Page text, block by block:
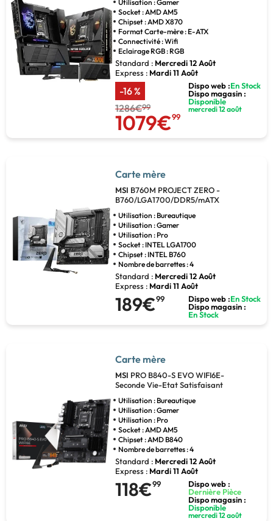
Utilisation : Gamer
Socket : AMD AM5
Chipset : AMD X870
Format Carte-mère : E-ATX
Connectivité : Wifi
Eclairage RGB : RGB
Standard : Mercredi 12 Août
Express : Mardi 11 Août
-16 %
1286€99
1079€99
Dispo web :En Stock
Dispo magasin :
Disponible
mercredi 12 août
Carte mère
MSI B760M PROJECT ZERO -
B760/LGA1700/DDR5/mATX
Utilisation : Bureautique
Utilisation : Gamer
Utilisation : Pro
Socket : INTEL LGA1700
Chipset : INTEL B760
Nombre de barrettes : 4
Standard : Mercredi 12 Août
Express : Mardi 11 Août
189€99 Dispo web :En Stock
Dispo magasin :
En Stock
Carte mère
MSI PRO B840-S EVO WIFI6E-
Seconde Vie-Etat Satisfaisant
Utilisation : Bureautique
Utilisation : Gamer
Utilisation : Pro
Socket : AMD AM5
Chipset : AMD B840
Nombre de barrettes : 4
Standard : Mercredi 12 Août
Express : Mardi 11 Août
118€99
Dispo web :
Dernière Pièce
Dispo magasin :
Disponible
mercredi 12 août